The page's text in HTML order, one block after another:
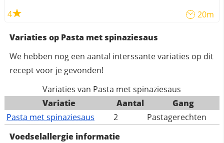
4 20m
Variaties op Pasta met spinaziesaus
We hebben nog een aantal interssante variaties op dit
recept voor je gevonden!
Variaties van Pasta met spinaziesaus
Variatie
Aantal
Gang
Pasta met spinaziesaus
2
Pastagerechten
Voedselallergie informatie